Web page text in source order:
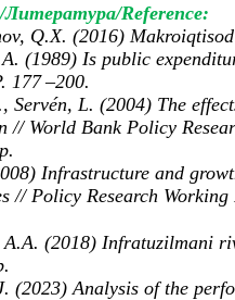
Reference:
Q.X. (2016)
(1989) Is public
177–200.
Servén, L. (2004) The
// World Bank Policy
Infrastructure and
// Policy Research
A.A. (2018) Infratuzilmani
(2023) Analysis of the